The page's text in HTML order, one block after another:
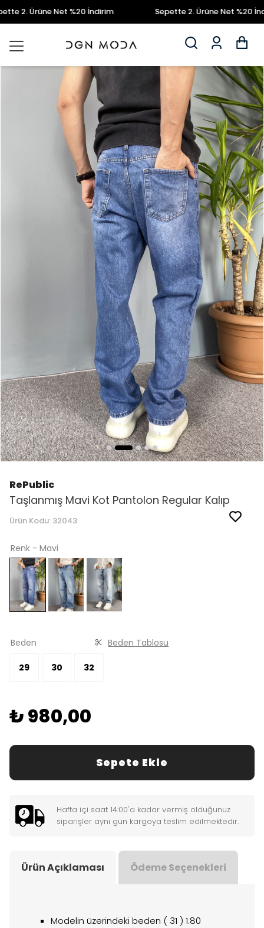
2. Ürüne Net %20 İndirim Sepette 2. Ürüne Net %20
RePublic
Taşlanmış Mavi Kot Pantolon Regular Kalıp
Ürün Kodu: 32043
Renk - Mavi
Beden Beden Tablosu
29 30 32
₺ 980,00
Sepete Ekle
Hafta içi saat 14:00'a kadar vermiş olduğunuz
siparişler aynı gün kargoya teslim edilmektedir.
Ürün Açıklaması Ödeme Seçenekleri
Modelin üzerindeki beden ( 31 ) 1.80